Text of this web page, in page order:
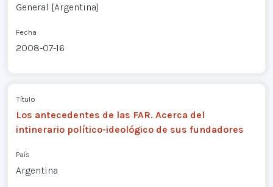
General [Argentina]
Fecha
2008-07-16
Título
Los antecedentes de las FAR. Acerca del
intinerario político-ideológico de sus fundadores
País
Argentina